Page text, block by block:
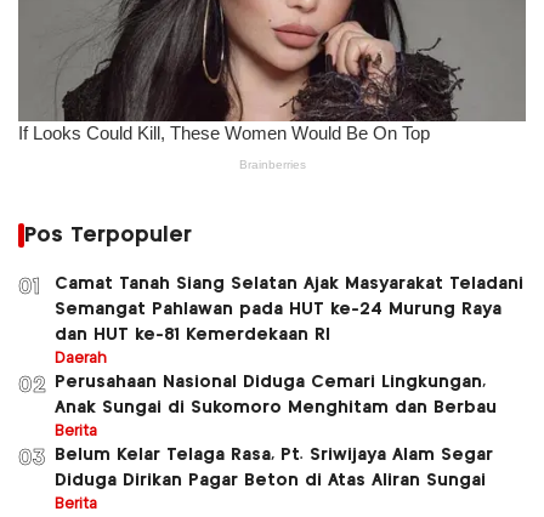
Pos Terpopuler
01
Camat Tanah Siang Selatan Ajak Masyarakat Teladani
Semangat Pahlawan pada HUT ke-24 Murung Raya
dan HUT ke-81 Kemerdekaan RI
Daerah
02
Perusahaan Nasional Diduga Cemari Lingkungan,
Anak Sungai di Sukomoro Menghitam dan Berbau
Berita
03
Belum Kelar Telaga Rasa, Pt. Sriwijaya Alam Segar
Diduga Dirikan Pagar Beton di Atas Aliran Sungai
Berita